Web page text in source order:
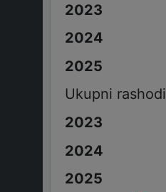
Ukupni rashodi